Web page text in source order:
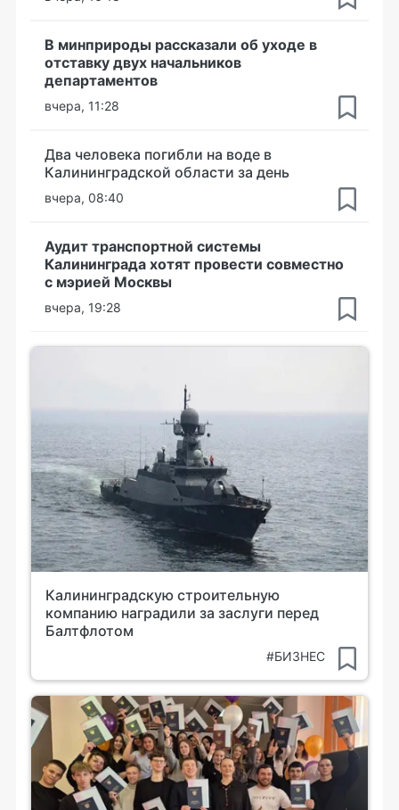
В минприроды рассказали об уходе в
отставку двух начальников
департаментов
вчера, 11:28
Два человека погибли на воде в
Калининградской области за день
вчера, 08:40
Аудит транспортной системы
Калининграда хотят провести совместно
с мэрией Москвы
вчера, 19:28
Калининградскую строительную
компанию наградили за заслуги перед
Балтфлотом
#БИЗНЕС